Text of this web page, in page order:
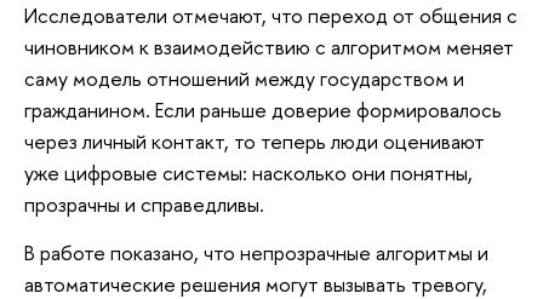
Исследователи отмечают, что переход от общения с
чиновником к взаимодействию с алгоритмом меняет
саму модель отношений между государством и
гражданином. Если раньше доверие формировалось
через личный контакт, то теперь люди оценивают
уже цифровые системы: насколько они понятны,
прозрачны и справедливы.
В работе показано, что непрозрачные алгоритмы и
автоматические решения могут вызывать тревогу,